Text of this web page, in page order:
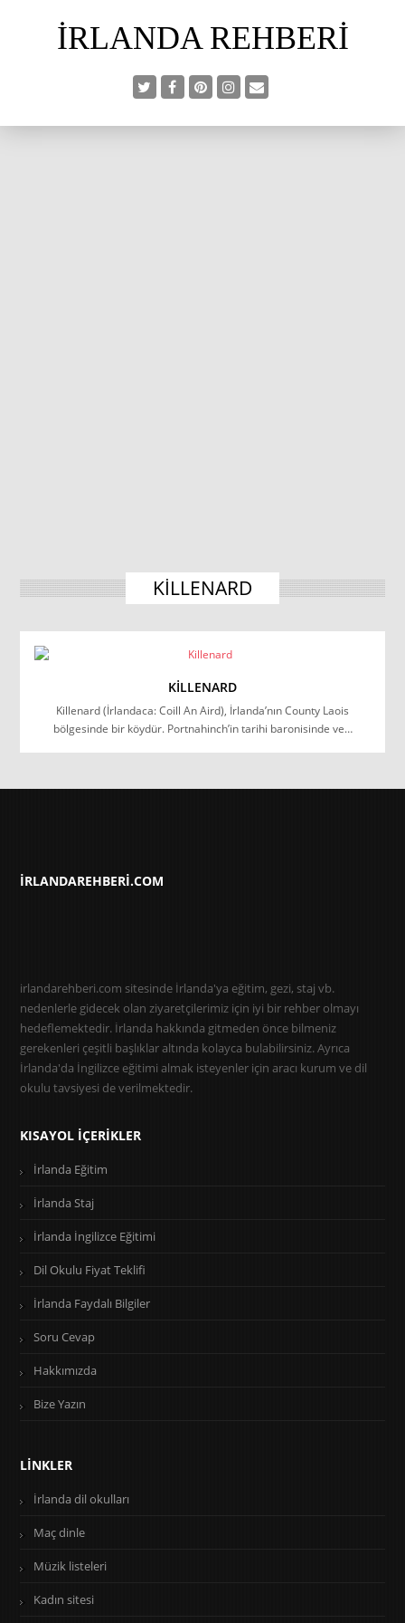
İRLANDA REHBERI
KILLENARD
KILLENARD
Killenard (İrlandaca: Coill An Aird), İrlanda’nın County Laois
bölgesinde bir köydür. Portnahinch’in tarihi baronisinde ve…
IRLANDAREHBERI.COM
irlandarehberi.com sitesinde İrlanda'ya eğitim, gezi, staj vb.
nedenlerle gidecek olan ziyaretçilerimiz için iyi bir rehber olmayı
hedeflemektedir. İrlanda hakkında gitmeden önce bilmeniz
gerekenleri çeşitli başlıklar altında kolayca bulabilirsiniz. Ayrıca
İrlanda'da İngilizce eğitimi almak isteyenler için aracı kurum ve dil
okulu tavsiyesi de verilmektedir.
KISAYOL İÇERIKLER
İrlanda Eğitim
İrlanda Staj
İrlanda İngilizce Eğitimi
Dil Okulu Fiyat Teklifi
İrlanda Faydalı Bilgiler
Soru Cevap
Hakkımızda
Bize Yazın
LINKLER
İrlanda dil okulları
Maç dinle
Müzik listeleri
Kadın sitesi